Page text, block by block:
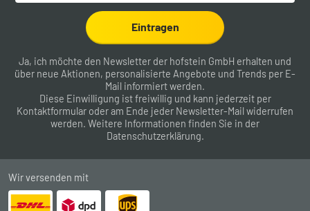
Eintragen
Ja, ich möchte den Newsletter der hofstein GmbH erhalten und
über neue Aktionen, personalisierte Angebote und Trends per E-
Mail informiert werden.
Diese Einwilligung ist freiwillig und kann jederzeit per
Kontaktformular oder am Ende jeder Newsletter-Mail widerrufen
werden. Weitere Informationen finden Sie in der
Datenschutzerklärung.
Wir versenden mit